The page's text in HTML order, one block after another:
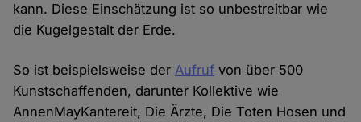
kann. Diese Einschätzung ist so unbestreitbar wie
die Kugelgestalt der Erde.
So ist beispielsweise derAufruf von über 500
Kunstschaffenden, darunter Kollektive wie
AnnenMayKantereit, Die Ärzte, Die Toten Hosen und